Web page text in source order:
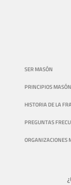
SER MASÓN
PRINCIPIOS
HISTORIA DE LA
PREGUNTAS
ORGANIZACIONES